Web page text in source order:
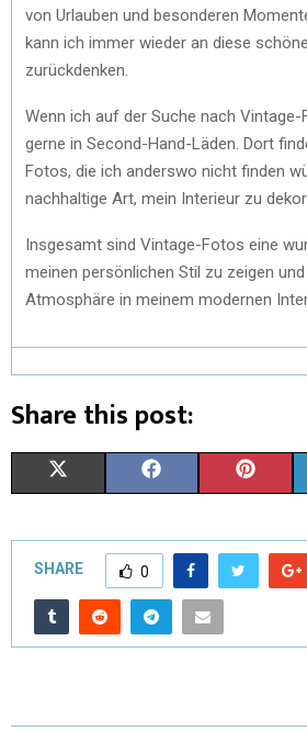
von Urlauben und besonderen
kann ich immer wieder an diese
zurückdenken.
Wenn ich auf der Suche nach Vintage-
gerne in Second-Hand-Läden. Dort
Fotos, die ich anderswo nicht finden
nachhaltige Art, mein Interieur zu
Insgesamt sind Vintage-Fotos eine
meinen persönlichen Stil zu zeigen
Atmosphäre in meinem modernen
Share this post:
I
C
E
B
N
T
SHARE 0